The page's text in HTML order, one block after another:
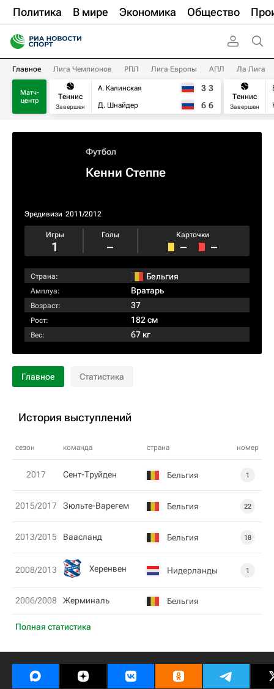
Политика В мире Экономика Общество
Главное Лига Чемпионов РПЛ Лига Европы АПЛ Ла Лига
Матч-
центр
Теннис
Завершен
А. Калинская
Д. Шнайдер
3 3
6 6
Теннис
Завершен
Футбол
Кенни Степпе
Эредивизи 2011/2012
Игры
1
Голы
–
Карточки
– –
Страна: Бельгия
Амплуа: Вратарь
Возраст: 37
Рост: 182 см
Вес: 67 кг
Главное Статистика
История выступлений
сезон команда страна номер
Полная статистика
2017 Сент-Труйден Бельгия 1
2015/2017 Зюльте-Варегем Бельгия 22
2013/2015 Ваасланд Бельгия 18
2008/2013 Херенвен Нидерланды 1
2006/2008 Жерминаль Бельгия